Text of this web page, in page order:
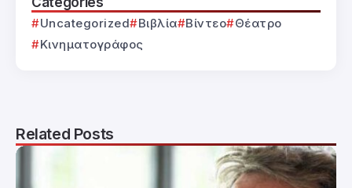
Uncategorized Βιβλία Βίντεο
Θέατρο
Κινηματογράφος
Related Posts